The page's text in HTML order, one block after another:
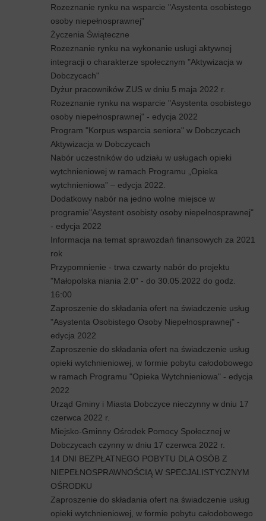
Rozeznanie rynku na wsparcie "Asystenta osobistego
osoby niepełnosprawnej"
Życzenia Świąteczne
Rozeznanie rynku na wykonanie usługi aktywnej
integracji o charakterze społecznym "Aktywizacja w
Dobczycach"
Dyżur pracowników ZUS w dniu 5 maja 2022 r.
Rozeznanie rynku na wsparcie "Asystenta osobistego
osoby niepełnosprawnej" - edycja 2022
Program "Korpus wsparcia seniora" w Dobczycach
Aktywizacja w Dobczycach
Nabór uczestników do udziału w usługach opieki
wytchnieniowej w ramach Programu „Opieka
wytchnieniowa” – edycja 2022.
Dodatkowy nabór na jedno wolne miejsce w
programie"Asystent osobisty osoby niepełnosprawnej"
- edycja 2022
Informacja na temat sprawozdań finansowych za 2021
rok
Przypomnienie - trwa czwarty nabór do projektu
"Małopolska niania 2.0" - do 30.05.2022 do godz.
16:00
Zaproszenie do składania ofert na świadczenie usług
"Asystenta Osobistego Osoby Niepełnosprawnej" -
edycja 2022
Zaproszenie do składania ofert na świadczenie usług
opieki wytchnieniowej, w formie pobytu całodobowego
w ramach Programu "Opieka Wytchnieniowa" - edycja
2022
Urząd Gminy i Miasta Dobczyce nieczynny w dniu 17
czerwca 2022 r.
Miejsko-Gminny Ośrodek Pomocy Społecznej w
Dobczycach czynny w dniu 17 czerwca 2022 r.
14 DNI BEZPŁATNEGO POBYTU DLA OSÓB Z
NIEPEŁNOSPRAWNOŚCIĄ W SPECJALISTYCZNYM
OŚRODKU
Zaproszenie do składania ofert na świadczenie usług
opieki wytchnieniowej, w formie pobytu całodobowego